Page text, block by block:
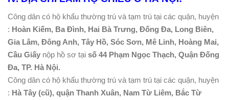
Công dân có hộ khẩu thường trú và tạm trú tại các quận, huyện
: Hoàn Kiếm, Ba Đình, Hai Bà Trưng, Đống Đa, Long Biên,
Gia Lâm, Đông Anh, Tây Hồ, Sóc Sơn, Mê Linh, Hoàng Mai,
Cầu Giấy nộp hồ sơ tại số 44 Phạm Ngọc Thạch, Quận Đống
Đa, TP. Hà Nội.
Công dân có hộ khẩu thường trú và tạm trú tại các quận, huyện
: Hà Tây (cũ), quận Thanh Xuân, Nam Từ Liêm, Bắc Từ